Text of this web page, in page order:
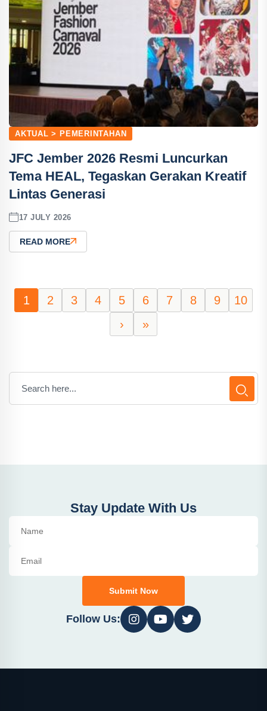
AKTUAL > PEMERINTAHAN
JFC Jember 2026 Resmi Luncurkan
Tema HEAL, Tegaskan Gerakan Kreatif
Lintas Generasi
17 JULY 2026
READ MORE
1 2 3 4 5 6 7 8 9
10
›
»
Stay Update With Us
Submit Now
Follow Us: